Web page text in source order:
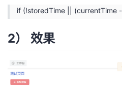
if (!storedTime || (currentTime
2） 效果